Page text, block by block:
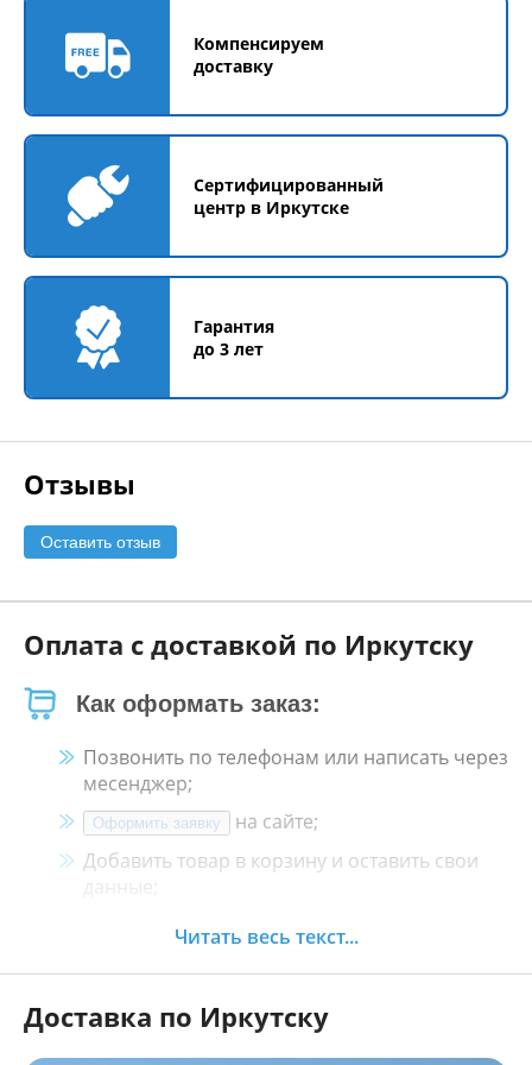
Компенсируем
доставку
Сертифицированный
центр в Иркутске
Гарантия
до 3 лет
Отзывы
Оставить отзыв
Оплата с доставкой по Иркутску
Как оформать заказ:
Позвонить по телефонам или написать через
месенджер;
Оформить заявку
на сайте;
Добавить товар в корзину и оставить свои
данные;
Менеджер свяжется с Вами в течение 30
Как оплатить:
Читать весь текст...
Доставка по Иркутску